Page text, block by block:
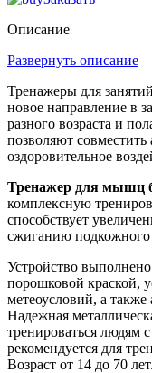
Описание
Развернуть описание
Тренажеры для
новое направление в
разного возраста и
позволяют
оздоровительное
Тренажер для мышц
комплексную
способствует
сжиганию
Устройство
порошковой краской,
метеоусловий, а
Надежная
тренироваться людям
рекомендуется для
Возраст от 14 до 70 лет.